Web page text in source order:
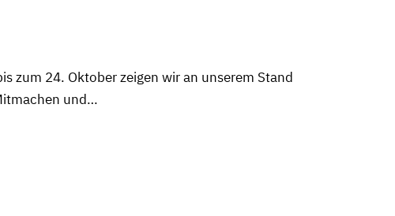
zum 24. Oktober zeigen wir an unserem Stand
und…